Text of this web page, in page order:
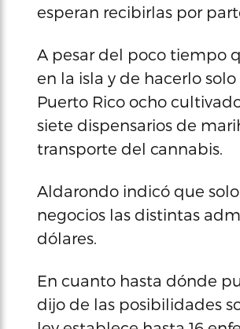
esperan recibirlas por
A pesar del poco tiempo
en la isla y de hacerlo
Puerto Rico ocho
siete dispensarios de
transporte del cannabis.
Aldarondo indicó que
negocios las distintas
dólares.
En cuanto hasta dónde
dijo de las posibilidades